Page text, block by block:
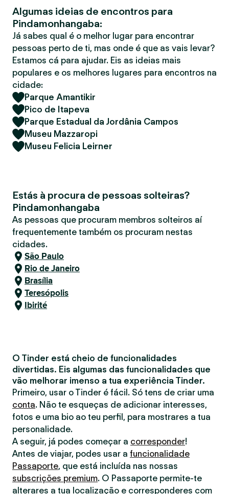
r
Algumas ideias de encontros para
Pindamonhangaba:
Já sabes qual é o melhor lugar para encontrar
pessoas perto de ti, mas onde é que as vais levar?
Estamos cá para ajudar. Eis as ideias mais
populares e os melhores lugares para encontros na
cidade:
Parque Amantikir
Pico de Itapeva
Parque Estadual da Jordânia Campos
Museu Mazzaropi
Museu Felicia Leirner
Estás à procura de pessoas solteiras?
Pindamonhangaba
As pessoas que procuram membros solteiros aí
frequentemente também os procuram nestas
cidades.
São Paulo
Rio de Janeiro
Brasília
Teresópolis
Ibirité
O Tinder está cheio de funcionalidades
divertidas. Eis algumas das funcionalidades que
vão melhorar imenso a tua experiência Tinder.
Primeiro, usar o Tinder é fácil. Só tens de criar uma
conta. Não te esqueças de adicionar interesses,
fotos e uma bio ao teu perfil, para mostrares a tua
personalidade.
A seguir, já podes começar a corresponder!
Antes de viajar, podes usar a funcionalidade
Passaporte, que está incluída nas nossas
subscrições premium. O Passaporte permite-te
alterares a tua localização e corresponderes com